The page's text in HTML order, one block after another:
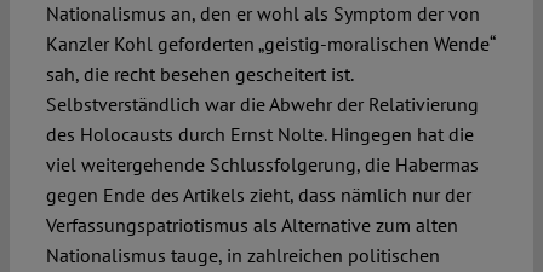
Nationalismus an, den er wohl als Symptom der von
Kanzler Kohl geforderten „geistig-moralischen Wende“
sah, die recht besehen gescheitert ist.
Selbstverständlich war die Abwehr der Relativierung
des Holocausts durch Ernst Nolte. Hingegen hat die
viel weitergehende Schlussfolgerung, die Habermas
gegen Ende des Artikels zieht, dass nämlich nur der
Verfassungspatriotismus als Alternative zum alten
Nationalismus tauge, in zahlreichen politischen